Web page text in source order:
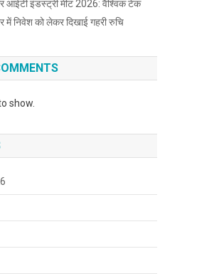
आईटी इंडस्ट्री मीट 2026: वैश्विक टेक
में निवेश को लेकर दिखाई गहरी रुचि
show.